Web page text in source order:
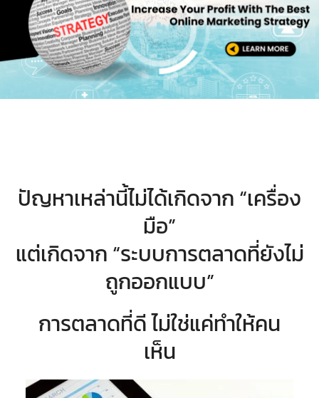
ปัญหาเหล่านี้ไม่ได้เกิดจาก “เครื่อง
มือ”
แต่เกิดจาก “ระบบการตลาดที่ยังไม่
ถูกออกแบบ”
การตลาดที่ดี ไม่ใช่แค่ทำให้คน
เห็น